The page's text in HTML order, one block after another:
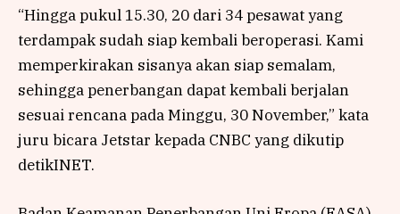
“Hingga pukul 15.30, 20 dari 34 pesawat yang
terdampak sudah siap kembali beroperasi. Kami
memperkirakan sisanya akan siap semalam,
sehingga penerbangan dapat kembali berjalan
sesuai rencana pada Minggu, 30 November,” kata
juru bicara Jetstar kepada CNBC yang dikutip
detikINET.